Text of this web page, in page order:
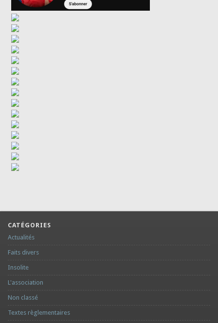
CATÉGORIES
Actualités
Faits divers
Insolite
L'association
Non classé
Textes règlementaires